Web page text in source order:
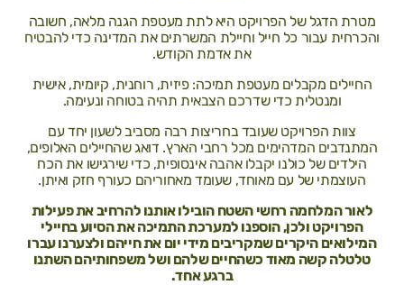
מטרת הדגל של הפרויקט היא לתת מעטפת הגנה מלאה, חשובה
והכרחית עבור כל חייל וחיילת המשרתים את המדינה כדי להבטיח
את אדמת הקודש.
החיילים מקבלים מעטפת תמיכה: פיזית, רוחנית, קיומית, אישית
ומנטלית כדי שדרכם הצבאית תהיה בטוחה ונעימה.
צוות הפרויקט שעובד בחריצות רבה מסביב לשעון יחד עם
המתנדבים המדהימים מכל רחבי הארץ. דואג שהחיילים האלופים,
הילדים של כולנו יקבלו אהבה אינסופית, כדי שירגישו את הכח
העוצמתי של עם מאוחד, שעומד מאחוריהם כעורף חזק ואיתן.
לאור המלחמה רחשי השטח הובילו אותנו להרחיב את פעילות
הפרויקט ולכן, הוספנו למערכת התמיכה את הסיוע בחיילי
המילואים היקרים שמקריבים מידי יום את חייהם ולצערנו עברו
טלטלה קשה מאוד כשהחיים שלהם ושל משפחותיהם השתנו
ברגע אחד.